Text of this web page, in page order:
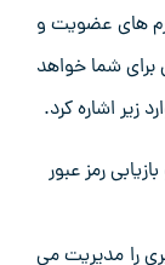
های عضویت و
برای شما خواهد
زیر اشاره کرد.
رمز عبور
را مدیریت می